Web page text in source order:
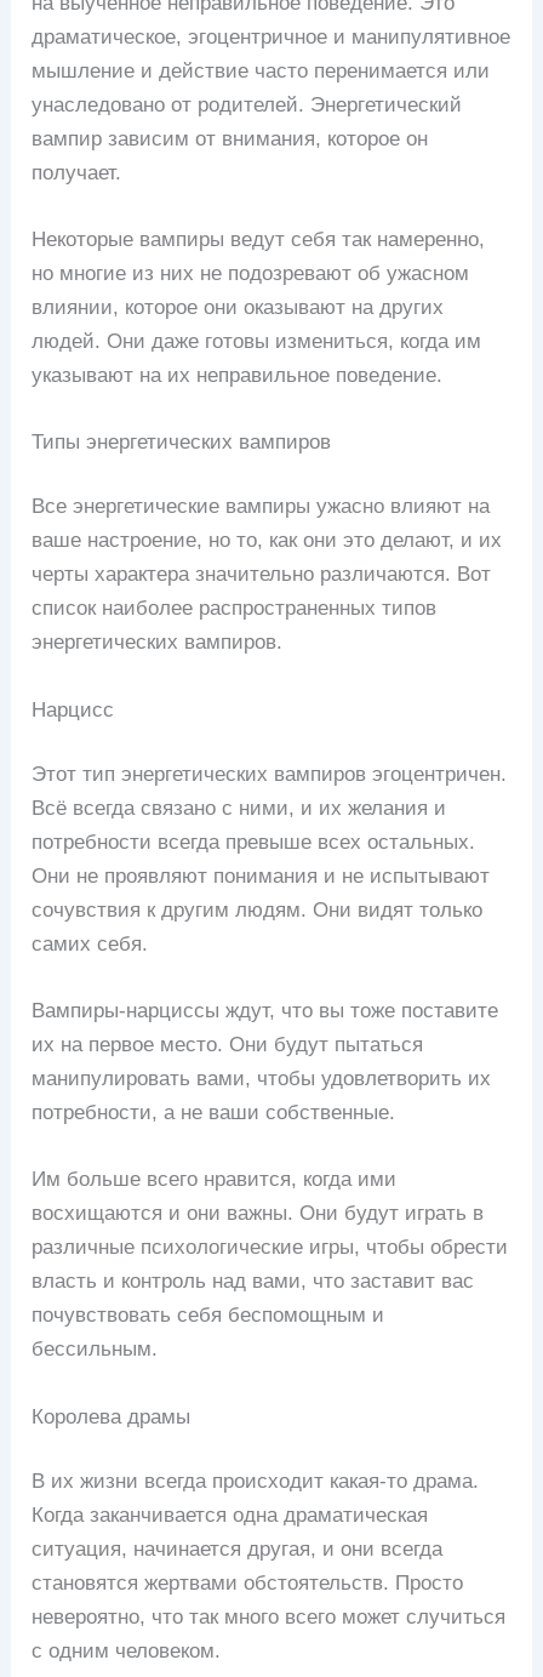
драматическое, эгоцентричное и манипулятивное
мышление и действие часто перенимается или
унаследовано от родителей. Энергетический
вампир зависим от внимания, которое он
получает.
Некоторые вампиры ведут себя так намеренно,
но многие из них не подозревают об ужасном
влиянии, которое они оказывают на других
людей. Они даже готовы измениться, когда им
указывают на их неправильное поведение.
Типы энергетических вампиров
Все энергетические вампиры ужасно влияют на
ваше настроение, но то, как они это делают, и их
черты характера значительно различаются. Вот
список наиболее распространенных типов
энергетических вампиров.
Нарцисс
Этот тип энергетических вампиров эгоцентричен.
Всё всегда связано с ними, и их желания и
потребности всегда превыше всех остальных.
Они не проявляют понимания и не испытывают
сочувствия к другим людям. Они видят только
самих себя.
Вампиры-нарциссы ждут, что вы тоже поставите
их на первое место. Они будут пытаться
манипулировать вами, чтобы удовлетворить их
потребности, а не ваши собственные.
Им больше всего нравится, когда ими
восхищаются и они важны. Они будут играть в
различные психологические игры, чтобы обрести
власть и контроль над вами, что заставит вас
почувствовать себя беспомощным и
бессильным.
Королева драмы
В их жизни всегда происходит какая-то драма.
Когда заканчивается одна драматическая
ситуация, начинается другая, и они всегда
становятся жертвами обстоятельств. Просто
невероятно, что так много всего может случиться
с одним человеком.